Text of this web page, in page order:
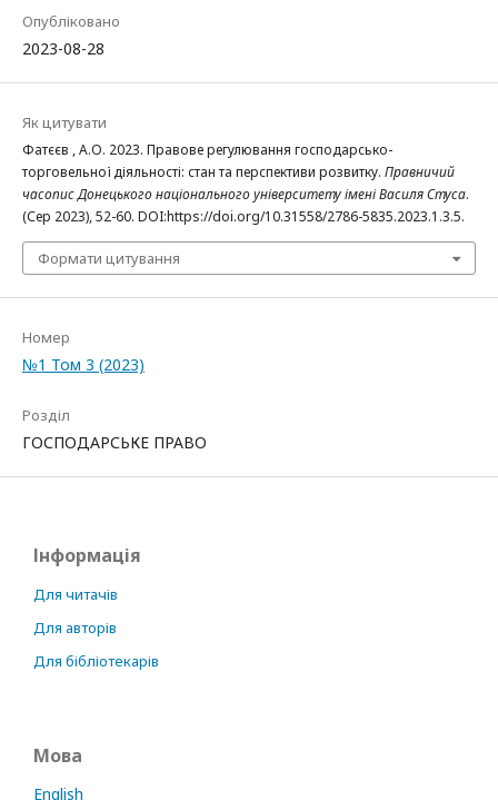
Опубліковано
2023-08-28
Як цитувати
Фатєєв , А.О. 2023. Правове регулювання господарсько-
торговельної діяльності: стан та перспективи розвитку. Правничий
часопис Донецького національного університету імені Василя Стуса.
(Сер 2023), 52-60. DOI:https://doi.org/10.31558/2786-5835.2023.1.3.5.
Формати цитування
Номер
№1 Том 3 (2023)
Розділ
ГОСПОДАРСЬКЕ ПРАВО
Інформація
Для читачів
Для авторів
Для бібліотекарів
Мова
English